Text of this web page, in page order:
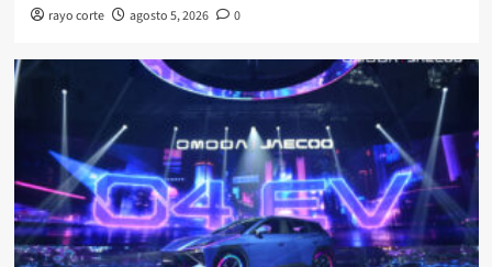
rayo corte agosto 5, 2026 0